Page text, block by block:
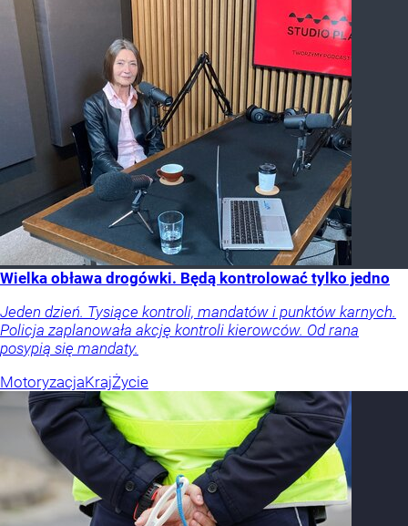
Wielka obława drogówki. Będą kontrolować tylko jedno
Jeden dzień. Tysiące kontroli, mandatów i punktów karnych.
Policja zaplanowała akcję kontroli kierowców. Od rana
posypią się mandaty.
MotoryzacjaKrajŻycie